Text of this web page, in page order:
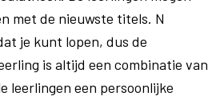
met de nieuwste titels. ​N​
je kunt lopen, dus de
is altijd een combinatie van
leerlingen een persoonlijke